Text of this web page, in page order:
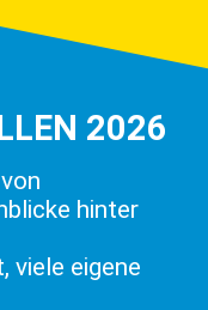
2026
hinter
viele eigene